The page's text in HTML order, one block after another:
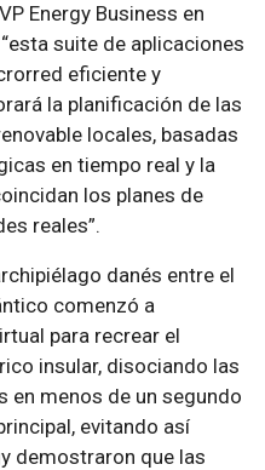
Energy Business en
esta suite de aplicaciones
eficiente y
la planificación de las
locales, basadas
en tiempo real y la
los planes de
reales .
danés entre el
comenzó a
para recrear el
insular, disociando las
en menos de un segundo
evitando así
demostraron que las